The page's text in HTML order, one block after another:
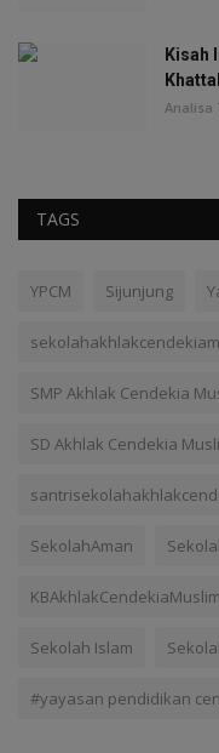
Kisah
Analisa
TAGS
YPCM Sijunjung
SMP Akhlak Cendekia
SD Akhlak Cendekia
SekolahAman
KBAkhlakCendekiaMuslim
Sekolah Islam
#yayasan pendidikan